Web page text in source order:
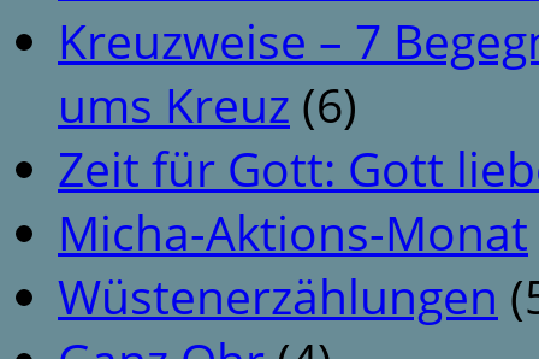
Kreuzweise – 7
ums Kreuz (6)
Zeit für Gott: Gott
Micha-Aktions-Monat
Wüstenerzählungen